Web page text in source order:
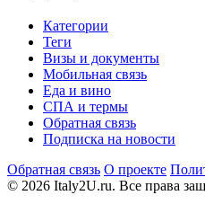
Категории
Теги
Визы и документы
Мобильная связь
Еда и вино
СПА и термы
Обратная связь
Подписка на новости
Обратная связь О проекте
© 2026 Italy2U.ru. Все права